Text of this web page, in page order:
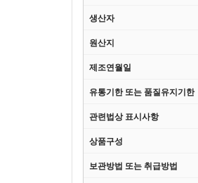
생산자
원산지
제조연월일
유통기한 또는 품질유지기한
관련법상 표시사항
상품구성
보관방법 또는 취급방법